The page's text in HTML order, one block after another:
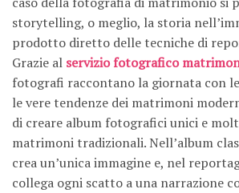
storytelling, o meglio, la storia
prodotto diretto delle tecniche di
Grazie al servizio fotografico
fotografi raccontano la giornata con
le vere tendenze dei matrimoni
di creare album fotografici unici e
matrimoni tradizionali. Nell’album
crea un’unica immagine e, nel
collega ogni scatto a una narrazione